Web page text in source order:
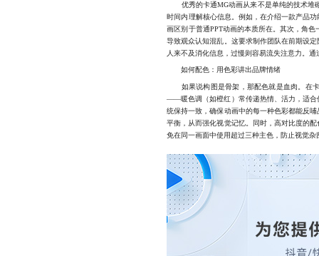
优秀的卡通MG动画从来不是单纯的技术堆砌
时间内理解核心信息。例如，在介绍一款产品
画区别于普通PPT动画的本质所在。其次，角
导致观众认知混乱。这要求制作团队在前期设
人来不及消化信息，过慢则容易流失注意力。
如何配色：用色彩讲出品牌情绪
如果说构图是骨架，那配色就是血肉。在卡
——暖色调（如橙红）常传递热情、活力，适合
统保持一致，确保动画中的每一种色彩都能反
平衡，从而强化视觉记忆。同时，高对比度的
免在同一画面中使用超过三种主色，防止视觉